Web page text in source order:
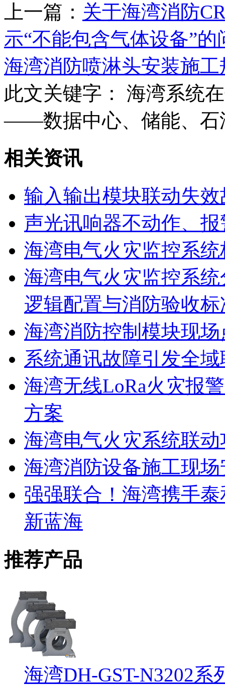
上一篇： 关于海湾消防
示“不能包含气体设备”
海湾消防喷淋头安装施
此文关键字：
海湾系统
——数据中心、储能、石
相关资讯
输入输出模块联动失效
声光讯响器不动作、
海湾电气火灾监控系
海湾电气火灾监控系
逻辑配置与消防验收标
海湾消防控制模块现
系统通讯故障引发全
海湾无线LoRa火灾报
方案
海湾电气火灾系统联
海湾消防设备施工现
强强联合！海湾携手
新蓝海
推荐产品
海湾DH-GST-N3202